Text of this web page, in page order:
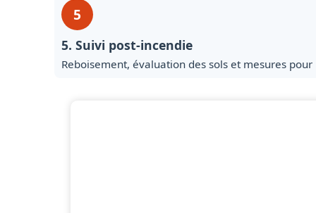
5
5. Suivi post-incendie
Reboisement, évaluation des sols et mesures pour